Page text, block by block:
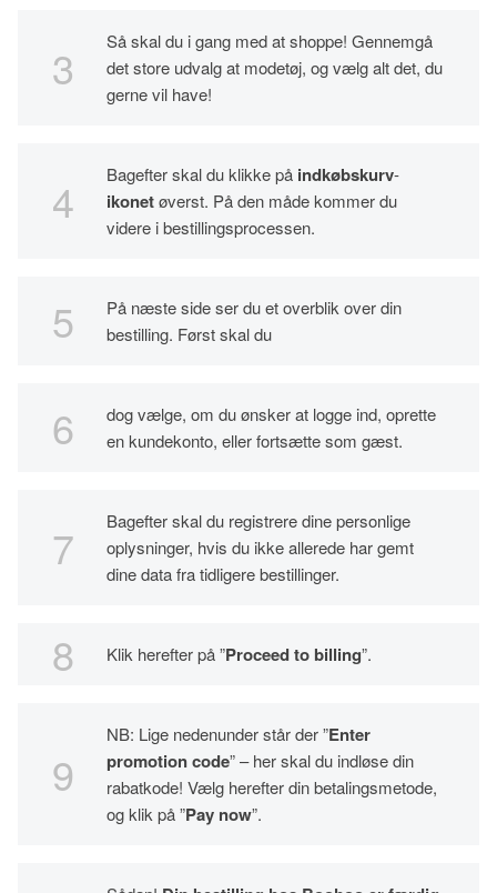
Så skal du i gang med at shoppe! Gennemgå
det store udvalg at modetøj, og vælg alt det, du
gerne vil have!
Bagefter skal du klikke på indkøbskurv-
ikonetøverst. På den måde kommer du
videre i bestillingsprocessen.
På næste side ser du et overblik over din
bestilling. Først skal du
dog vælge, om du ønsker at logge ind, oprette
en kundekonto, eller fortsætte som gæst.
Bagefter skal du registrere dine personlige
oplysninger, hvis du ikke allerede har gemt
dine data fra tidligere bestillinger.
Klik herefter på ”Proceed to billing”.
NB: Lige nedenunder står der ”Enter
promotion code” – her skal du indløse din
rabatkode! Vælg herefter din betalingsmetode,
og klik på ”Pay now”.